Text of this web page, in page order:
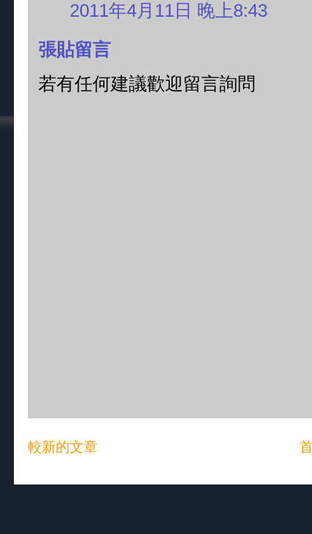
2011年4月11日 晚上8:43
張貼留言
若有任何建議歡迎留言詢問
較新的文章